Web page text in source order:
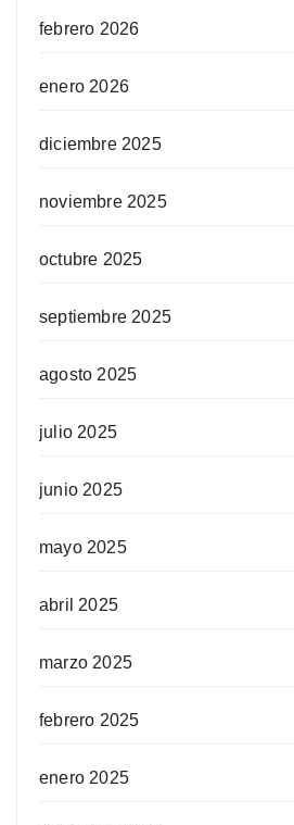
febrero 2026
enero 2026
diciembre 2025
noviembre 2025
octubre 2025
septiembre 2025
agosto 2025
julio 2025
junio 2025
mayo 2025
abril 2025
marzo 2025
febrero 2025
enero 2025